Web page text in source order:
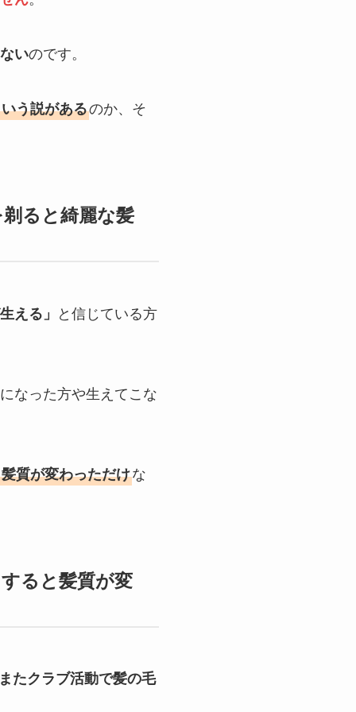
いのです。
う説があるのか、そ
ると綺麗な髪
える」 と信じている方
なった方や生えてこな
質が変わっただけな
ると髪質が変
たクラブ活動で髪の毛